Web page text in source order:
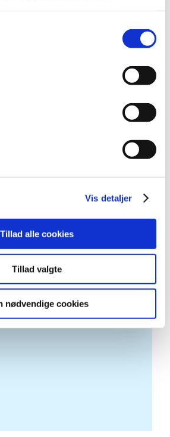
Vis detaljer
Tillad alle cookies
Tillad valgte
nødvendige cookies